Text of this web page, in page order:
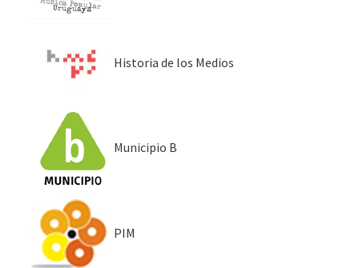
Historia de los Medios
Municipio B
PIM